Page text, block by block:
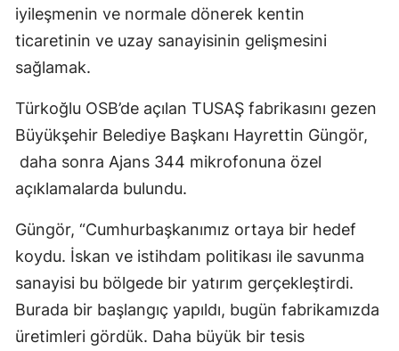
iyileşmenin ve normale dönerek kentin
ticaretinin ve uzay sanayisinin gelişmesini
sağlamak.
Türkoğlu OSB’de açılan TUSAŞ fabrikasını gezen
Büyükşehir Belediye Başkanı Hayrettin Güngör,
daha sonra Ajans 344 mikrofonuna özel
açıklamalarda bulundu.
Güngör, “Cumhurbaşkanımız ortaya bir hedef
koydu. İskan ve istihdam politikası ile savunma
sanayisi bu bölgede bir yatırım gerçekleştirdi.
Burada bir başlangıç yapıldı, bugün fabrikamızda
üretimleri gördük. Daha büyük bir tesis